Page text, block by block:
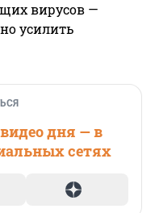
вирусов —
усилить
дня — в
сетях